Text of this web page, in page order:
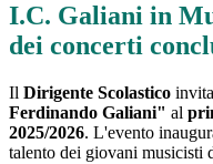
I.C. Galiani in
dei concerti
Il Dirigente Scolastico
Ferdinando Galiani" al
2025/2026. L'evento
talento dei giovani musicisti